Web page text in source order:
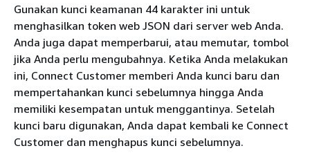
Gunakan kunci keamanan 44 karakter ini untuk
menghasilkan token web JSON dari server web Anda.
Anda juga dapat memperbarui, atau memutar, tombol
jika Anda perlu mengubahnya. Ketika Anda melakukan
ini, Connect Customer memberi Anda kunci baru dan
mempertahankan kunci sebelumnya hingga Anda
memiliki kesempatan untuk menggantinya. Setelah
kunci baru digunakan, Anda dapat kembali ke Connect
Customer dan menghapus kunci sebelumnya.